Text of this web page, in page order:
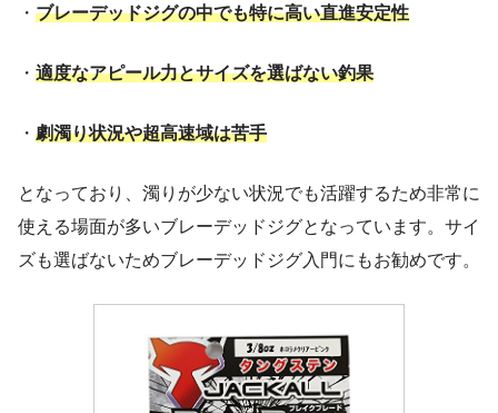
・ ブレーデッドジグの中でも特に高い直進安定性
・ 適度なアピール力とサイズを選ばない釣果
・ 劇濁り状況や超高速域は苦手
となっており、濁りが少ない状況でも活躍するため非常に
使える場面が多いブレーデッドジグとなっています。サイ
ズも選ばないためブレーデッドジグ入門にもお勧めです。